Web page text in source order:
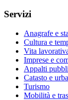
Servizi
Anagrafe e
Cultura e
Vita
Imprese e
Appalti
Catasto e
Turismo
Mobilità e